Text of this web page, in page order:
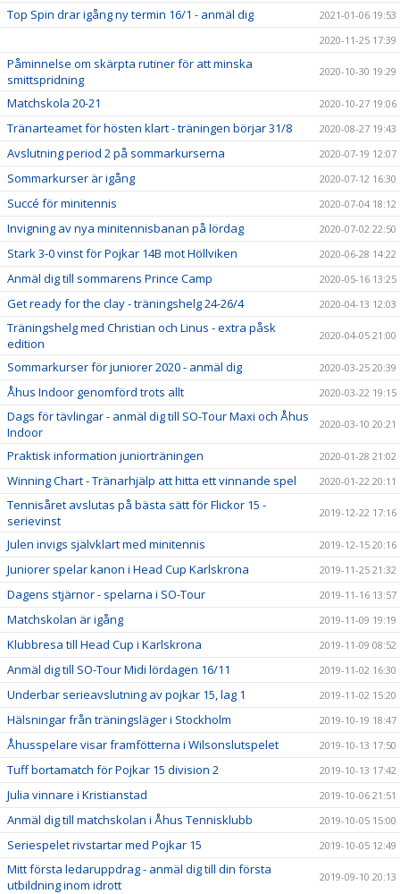
Top Spin drar igång ny termin 16/1 - anmäl dig
2021-01-06 19:53
2020-11-25 17:39
Påminnelse om skärpta rutiner för att minska
smittspridning
2020-10-30 19:29
Matchskola 20-21 2020-10-27 19:06
Tränarteamet för hösten klart - träningen börjar 31/8 2020-08-27 19:43
Avslutning period 2 på sommarkurserna 2020-07-19 12:07
Sommarkurser är igång 2020-07-12 16:30
Succé för minitennis 2020-07-04 18:12
Invigning av nya minitennisbanan på lördag 2020-07-02 22:50
Stark 3-0 vinst för Pojkar 14B mot Höllviken 2020-06-28 14:22
Anmäl dig till sommarens Prince Camp 2020-05-16 13:25
Get ready for the clay - träningshelg 24-26/4 2020-04-13 12:03
Träningshelg med Christian och Linus - extra påsk
edition
2020-04-05 21:00
Sommarkurser för juniorer 2020 - anmäl dig 2020-03-25 20:39
Åhus Indoor genomförd trots allt 2020-03-22 19:15
Dags för tävlingar - anmäl dig till SO-Tour Maxi och Åhus
Indoor
2020-03-10 20:21
Praktisk information juniorträningen 2020-01-28 21:02
Winning Chart - Tränarhjälp att hitta ett vinnande spel 2020-01-22 20:11
Tennisåret avslutas på bästa sätt för Flickor 15 -
serievinst
2019-12-22 17:16
Julen invigs självklart med minitennis 2019-12-15 20:16
Juniorer spelar kanon i Head Cup Karlskrona 2019-11-25 21:32
Dagens stjärnor - spelarna i SO-Tour 2019-11-16 13:57
Matchskolan är igång 2019-11-09 19:19
Klubbresa till Head Cup i Karlskrona 2019-11-09 08:52
Anmäl dig till SO-Tour Midi lördagen 16/11 2019-11-02 16:30
Underbar serieavslutning av pojkar 15, lag 1 2019-11-02 15:20
Hälsningar från träningsläger i Stockholm 2019-10-19 18:47
Åhusspelare visar framfötterna i Wilsonslutspelet 2019-10-13 17:50
Tuff bortamatch för Pojkar 15 division 2 2019-10-13 17:42
Julia vinnare i Kristianstad 2019-10-06 21:51
Anmäl dig till matchskolan i Åhus Tennisklubb 2019-10-05 15:00
Seriespelet rivstartar med Pojkar 15 2019-10-05 12:49
Mitt första ledaruppdrag - anmäl dig till din första
utbildning inom idrott
2019-09-10 20:13